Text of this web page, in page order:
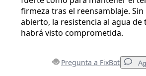
firmeza tras el reensamblaje.
abierto, la resistencia al agua de
habrá visto comprometida.
Pregunta a FixBot